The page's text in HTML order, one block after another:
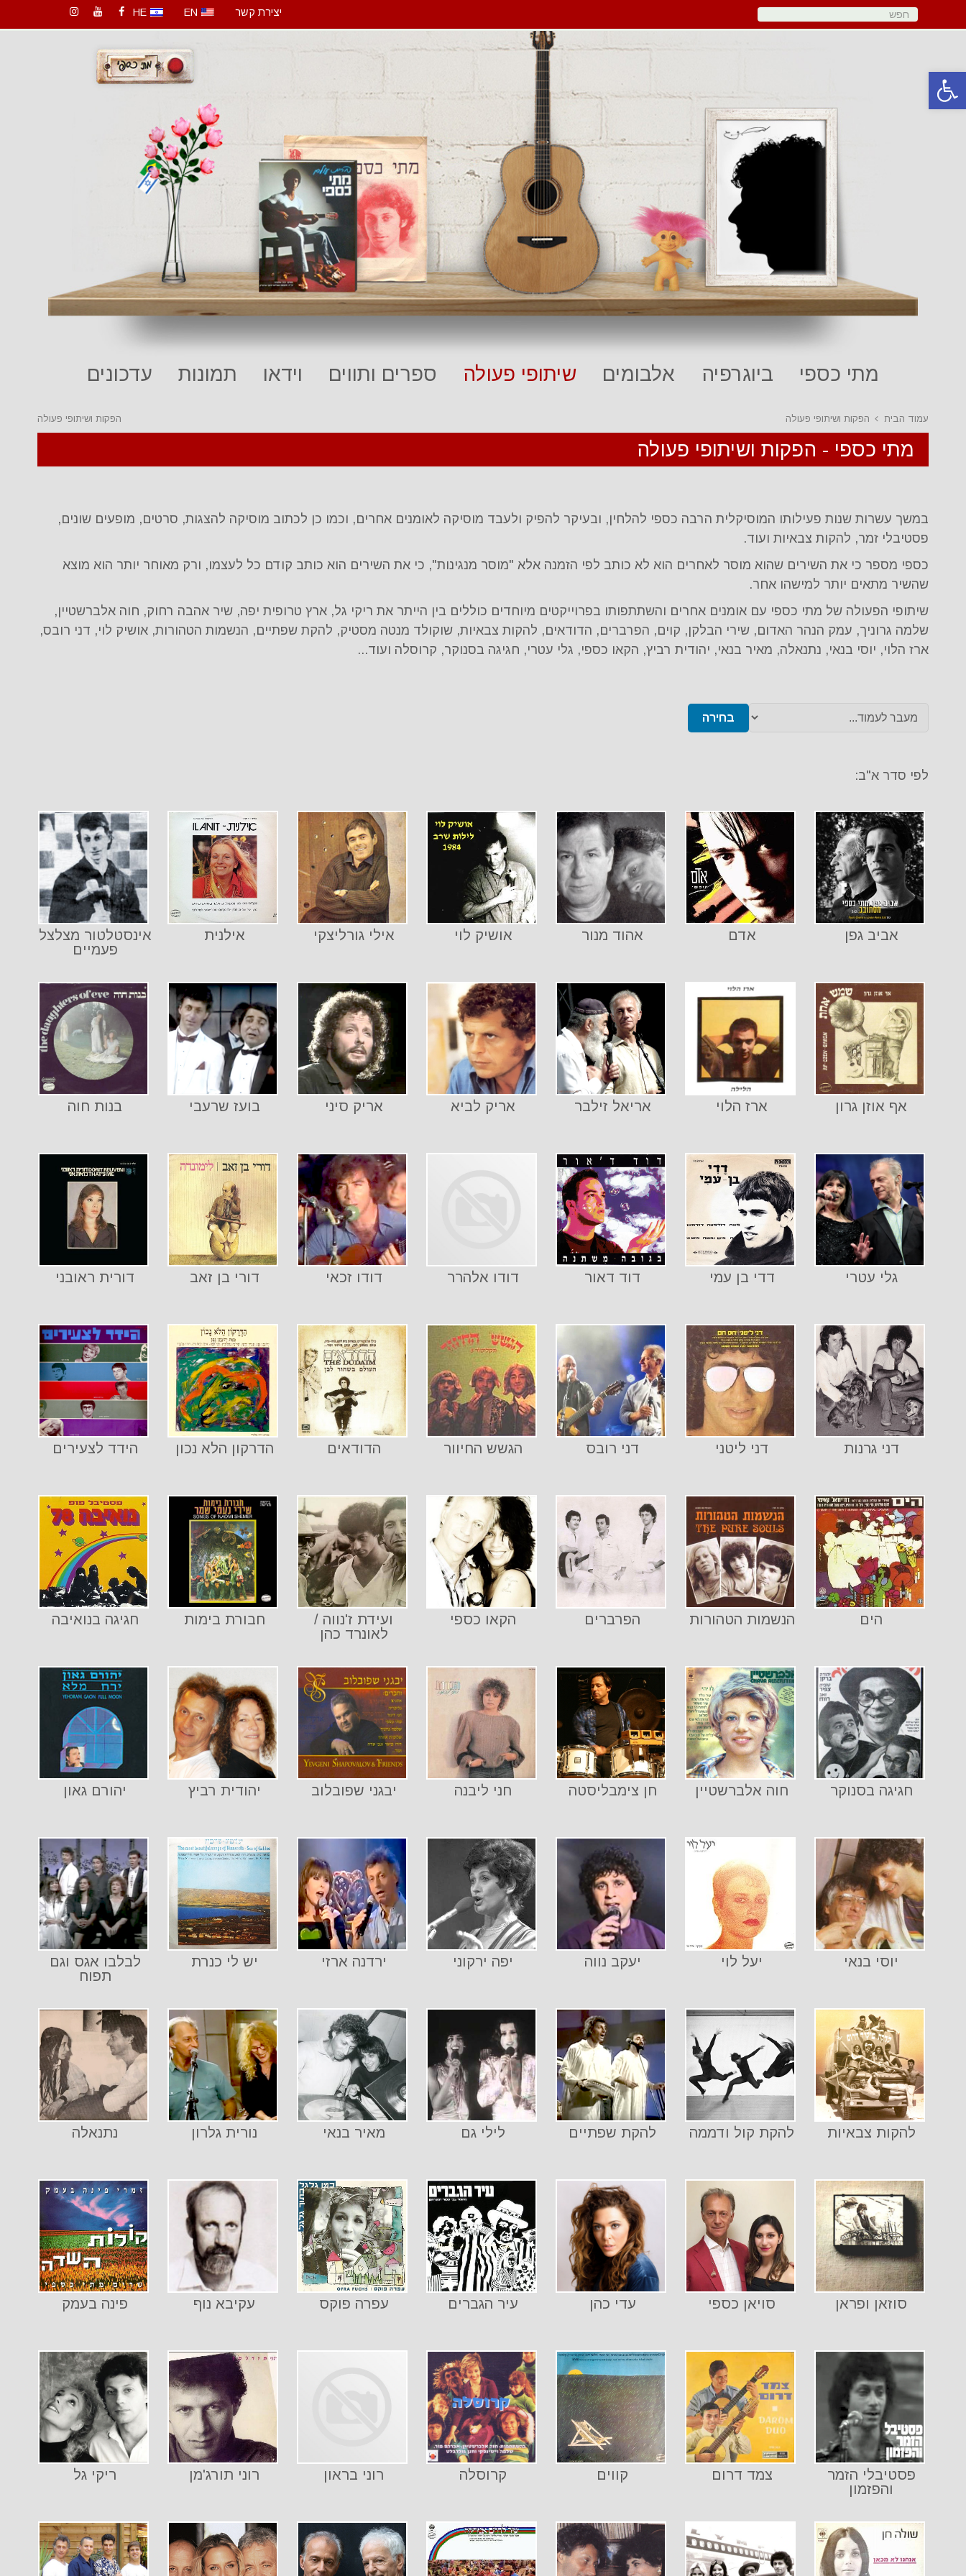
פתח סרגל נגישות
יצירת קשר EN
HE
מתי כספי ביוגרפיה אלבומים שיתופי פעולה ספרים ותווים וידאו תמונות עדכונים
עמוד הבית הפקות ושיתופי פעולה הפקות ושיתופי פעולה
מתי כספי - הפקות ושיתופי פעולה
במשך עשרות שנות פעילותו המוסיקלית הרבה כספי להלחין, ובעיקר להפיק ולעבד מוסיקה לאומנים אחרים, וכמו כן לכתוב מוסיקה להצגות, סרטים, מופעים שונים,
פסטיבלי זמר, להקות צבאיות ועוד.
כספי מספר כי את השירים שהוא מוסר לאחרים הוא לא כותב לפי הזמנה אלא "מוסר מנגינות", כי את השירים הוא כותב קודם כל לעצמו, ורק מאוחר יותר הוא מוצא
שהשיר מתאים יותר למישהו אחר.
שיתופי הפעולה של מתי כספי עם אומנים אחרים והשתתפותו בפרוייקטים מיוחדים כוללים בין הייתר את ריקי גל, ארץ טרופית יפה, שיר אהבה רחוק, חוה אלברשטיין,
שלמה גרוניך, עמק הנהר האדום, שירי הבלקן, קוים, הפרברים, הדודאים, להקות צבאיות, שוקולד מנטה מסטיק, להקת שפתיים, הנשמות הטהורות, אושיק לוי, דני רובס,
ארז הלוי, יוסי בנאי, נתנאלה, מאיר בנאי, יהודית רביץ, הקאו כספי, גלי עטרי, חגיגה בסנוקר, קרוסלה ועוד...
בחירה
לפי סדר א"ב:
אביב גפן אדם אהוד מנור אושיק לוי אילי גורליצקי אילנית
אינסטלטור מצלצל
פעמיים
אף אוזן גרון ארז הלוי אריאל זילבר אריק לביא אריק סיני בועז שרעבי בנות חוה
גלי עטרי דדי בן עמי דוד דאור דודו אלהרר דודו זכאי דורי בן זאב דורית ראובני
דני גרנות דני ליטני דני רובס הגשש החיוור הדודאים הדרקון הלא נכון הידד לצעירים
הים הנשמות הטהורות הפרברים הקאו כספי
ועידת ז'נווה /
לאונרד כהן
חבורת בימות חגיגה בנואיבה
חגיגה בסנוקר חוה אלברשטיין חן צימבליסטה חני ליבנה יבגני שפובלוב יהודית רביץ יהורם גאון
יוסי בנאי יעל לוי יעקב נווה יפה ירקוני ירדנה ארזי יש לי כנרת
לבלבו אגס וגם
תפוח
להקות צבאיות להקת קול ודממה להקת שפתיים לילי גם מאיר בנאי נורית גלרון נתנאלה
סוזאן ופראן סויאן כספי עדי כהן עיר הגברים עפרה פוקס עקיבא נוף פינה בעמק
פסטיבלי הזמר
והפזמון
צמד דרום קווים קרוסלה רוני בראון רוני תורג'מן ריקי גל